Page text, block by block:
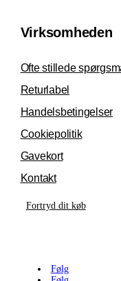
Virksomheden
Ofte stillede
Returlabel
Handelsbetingelser
Cookiepolitik
Gavekort
Kontakt
Fortryd dit køb
Følg